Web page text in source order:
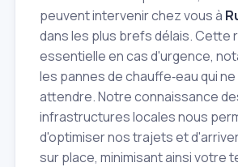
peuvent intervenir chez vous à
dans les plus brefs délais. Cette
essentielle en cas d'urgence,
les pannes de chauffe‑eau qui
attendre. Notre connaissance
infrastructures locales nous
d'optimiser nos trajets et
sur place, minimisant ainsi votre